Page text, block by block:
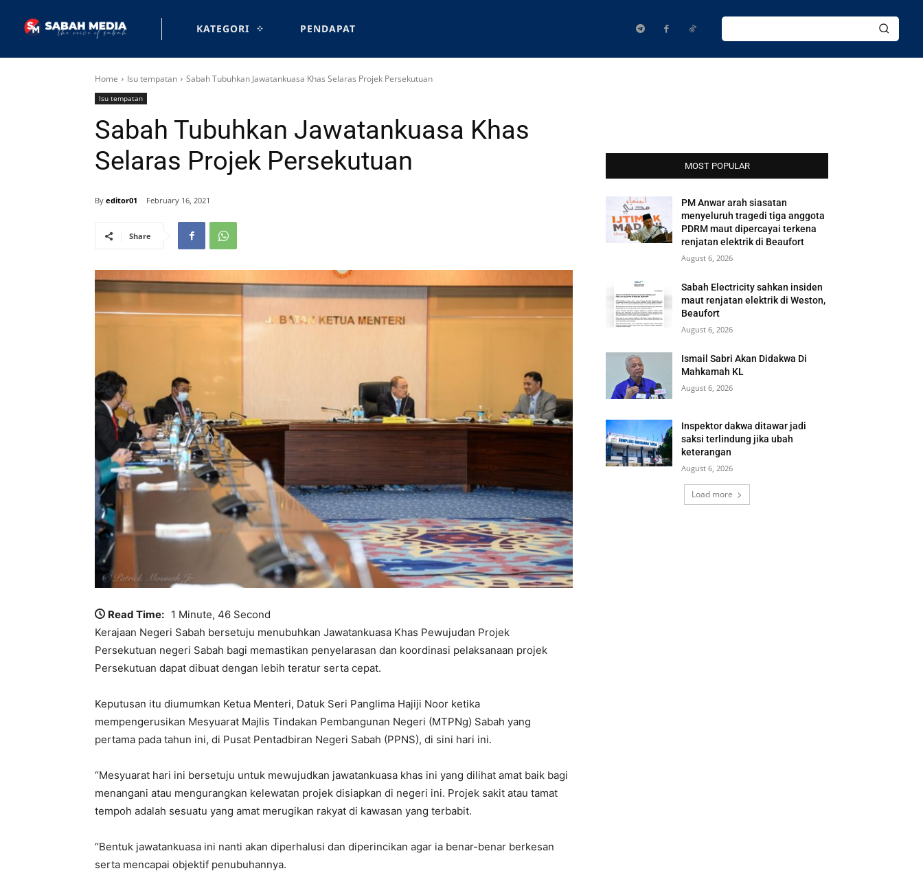
KATEGORI PENDAPAT
Home Isu tempatan Sabah Tubuhkan Jawatankuasa Khas Selaras Projek Persekutuan
Isu tempatan
Sabah Tubuhkan Jawatankuasa Khas
Selaras Projek Persekutuan
By editor01 February 16, 2021
Share
Read Time: 1 Minute, 46 Second
Kerajaan Negeri Sabah bersetuju menubuhkan Jawatankuasa Khas Pewujudan Projek
Persekutuan negeri Sabah bagi memastikan penyelarasan dan koordinasi pelaksanaan projek
Persekutuan dapat dibuat dengan lebih teratur serta cepat.
Keputusan itu diumumkan Ketua Menteri, Datuk Seri Panglima Hajiji Noor ketika
mempengerusikan Mesyuarat Majlis Tindakan Pembangunan Negeri (MTPNg) Sabah yang
pertama pada tahun ini, di Pusat Pentadbiran Negeri Sabah (PPNS), di sini hari ini.
“Mesyuarat hari ini bersetuju untuk mewujudkan jawatankuasa khas ini yang dilihat amat baik bagi
menangani atau mengurangkan kelewatan projek disiapkan di negeri ini. Projek sakit atau tamat
tempoh adalah sesuatu yang amat merugikan rakyat di kawasan yang terbabit.
“Bentuk jawatankuasa ini nanti akan diperhalusi dan diperincikan agar ia benar-benar berkesan
serta mencapai objektif penubuhannya.
MOST POPULAR
PM Anwar arah siasatan
menyeluruh tragedi tiga anggota
PDRM maut dipercayai terkena
renjatan elektrik di Beaufort
August 6, 2026
Sabah Electricity sahkan insiden
maut renjatan elektrik di Weston,
Beaufort
August 6, 2026
Ismail Sabri Akan Didakwa Di
Mahkamah KL
August 6, 2026
Inspektor dakwa ditawar jadi
saksi terlindung jika ubah
keterangan
August 6, 2026
Load more